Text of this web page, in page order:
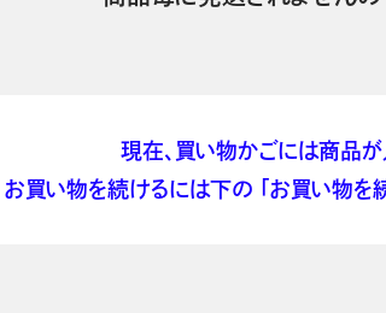
現在、買い物かごには商品が
お買い物を続けるには下の 「お買い物を続